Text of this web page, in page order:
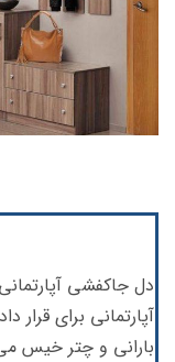
دل جاکفشی
آپارتمانی برای قرار
بارانی و چتر خیس